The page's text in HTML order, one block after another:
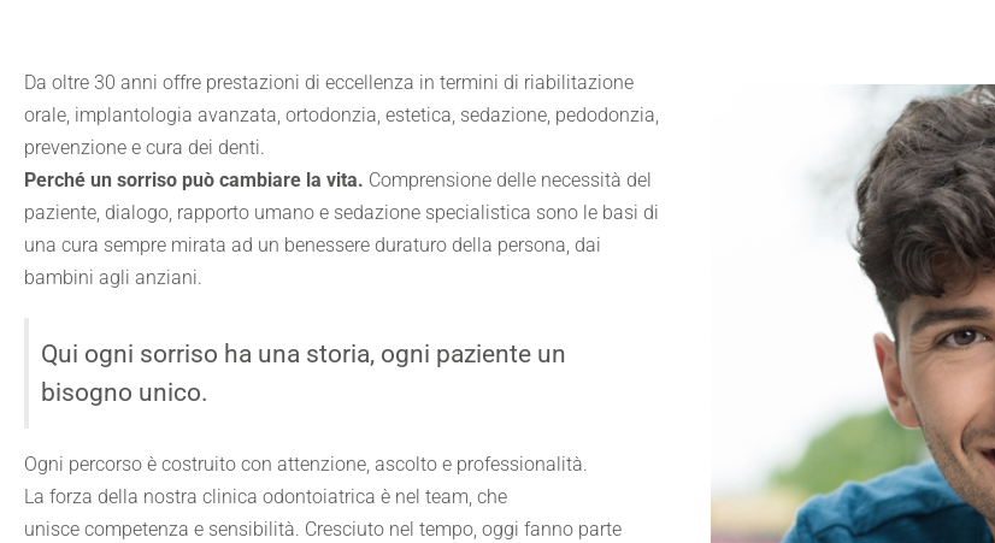
Da oltre 30 anni offre prestazioni di eccellenza in termini di riabilitazione
orale, implantologia avanzata, ortodonzia, estetica, sedazione, pedodonzia,
prevenzione e cura dei denti.
Perché un sorriso può cambiare la vita. Comprensione delle necessità del
paziente, dialogo, rapporto umano e sedazione specialistica sono le basi di
una cura sempre mirata ad un benessere duraturo della persona, dai
bambini agli anziani.
Qui ogni sorriso ha una storia, ogni paziente un
bisogno unico.
Ogni percorso è costruito con attenzione, ascolto e professionalità.
La forza della nostra clinica odontoiatrica è nel team, che
unisce competenza e sensibilità. Cresciuto nel tempo, oggi fanno parte